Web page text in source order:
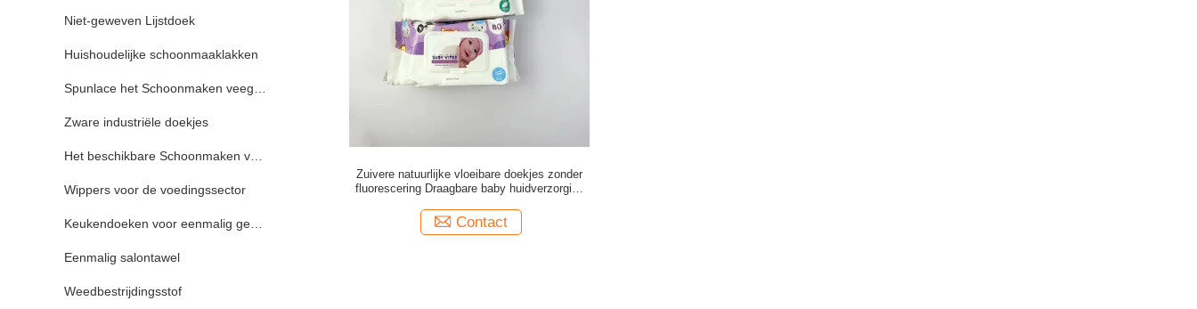
Niet-geweven Lijstdoek
Huishoudelijke schoonmaaklakken
Spunlace het Schoonmaken veegt af
Zware industriële doekjes
Het beschikbare Schoonmaken veegt af
Wippers voor de voedingssector
Keukendoeken voor eenmalig gebruik
Eenmalig salontawel
Weedbestrijdingsstof
Zuivere natuurlijke vloeibare doekjes zonder
fluorescering Draagbare baby huidverzorging
Contact